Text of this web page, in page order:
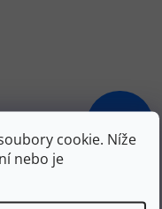
cookie. Níže
nebo je
GTX port red -